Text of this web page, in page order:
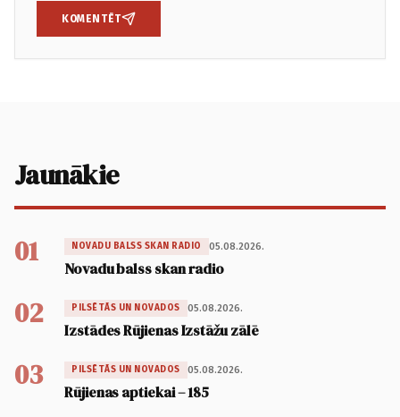
KOMENTĒT
Jaunākie
01 NOVADU BALSS SKAN RADIO 05.08.2026.
Novadu balss skan radio
02 PILSĒTĀS UN NOVADOS 05.08.2026.
Izstādes Rūjienas Izstāžu zālē
03 PILSĒTĀS UN NOVADOS 05.08.2026.
Rūjienas aptiekai – 185